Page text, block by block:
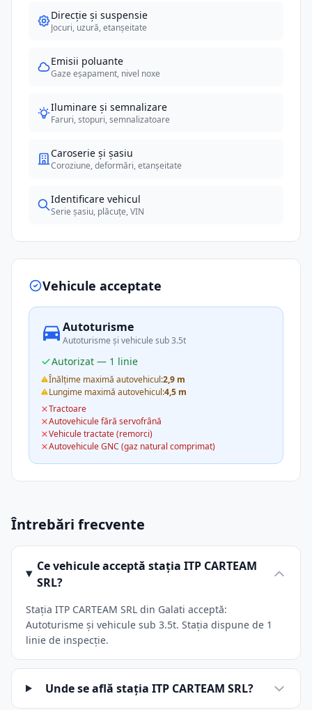
Direcție și suspensie
Jocuri, uzură, etanșeitate
Emisii poluante
Gaze eșapament, nivel noxe
Iluminare și semnalizare
Faruri, stopuri, semnalizatoare
Caroserie și șasiu
Coroziune, deformări, etanșeitate
Identificare vehicul
Serie șasiu, plăcuțe, VIN
Vehicule acceptate
Autoturisme
Autoturisme și vehicule sub 3.5t
Autorizat — 1 linie
Înălțime maximă autovehicul:2,9 m
Lungime maximă autovehicul:4,5 m
Tractoare
Autovehicule fără servofrână
Vehicule tractate (remorci)
Autovehicule GNC (gaz natural comprimat)
Întrebări frecvente
Ce vehicule acceptă stația ITP CARTEAM
SRL?
Stația ITP CARTEAM SRL din Galati acceptă:
Autoturisme și vehicule sub 3.5t. Stația dispune de 1
linie de inspecție.
Unde se află stația ITP CARTEAM SRL?